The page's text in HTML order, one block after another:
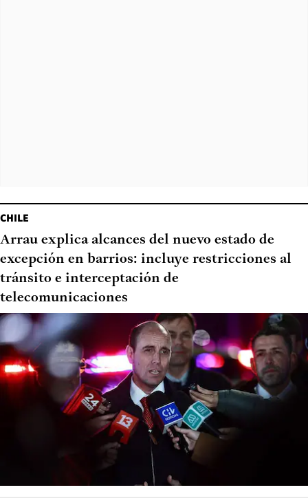
CHILE
Arrau explica alcances del nuevo estado de
excepción en barrios: incluye restricciones al
tránsito e interceptación de
telecomunicaciones